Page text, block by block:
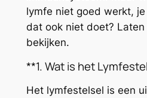
lymfe niet goed werkt,
dat ook niet doet?
bekijken.
**1. Wat is het
Het lymfestelsel is een